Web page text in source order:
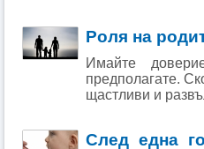
Роля на
Имайте
предполагате.
щастливи и
След една